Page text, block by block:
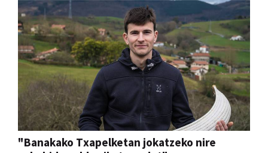
"Banakako Txapelketan jokatzeko nire